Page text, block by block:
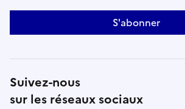
S'abonner
Suivez-nous
sur les réseaux sociaux